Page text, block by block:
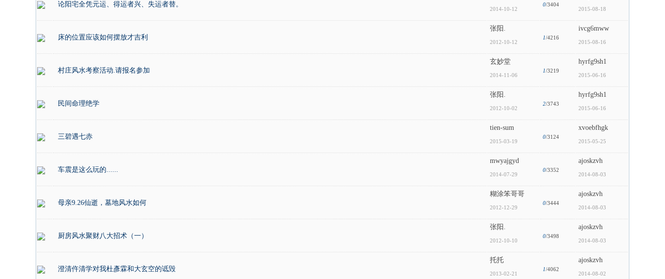
论阳宅全凭元运、得运者兴、失运者替。
2014-10-12
0/3404
2015-08-18
床的位置应该如何摆放才吉利
张阳.
2012-10-12
1/4216
ivcg6mww
2015-08-16
村庄风水考察活动.请报名参加
玄妙堂
2014-11-06
1/3219
hyrfg9sh1
2015-06-16
民间命理绝学
张阳.
2012-10-02
2/3743
hyrfg9sh1
2015-06-16
三碧遇七赤
tien-sum
2015-03-19
0/3124
xvoebfhgk
2015-05-25
车震是这么玩的......
mwyajgyd
2014-07-29
0/3352
ajoskzvh
2014-08-03
母亲9.26仙逝，墓地风水如何
糊涂笨哥哥
2012-12-29
0/3444
ajoskzvh
2014-08-03
厨房风水聚财八大招术（一）
张阳.
2012-10-10
0/3498
ajoskzvh
2014-08-03
澄清仵清学对我杜彥霖和大玄空的诋毁
托托
2013-02-21
1/4062
ajoskzvh
2014-08-02